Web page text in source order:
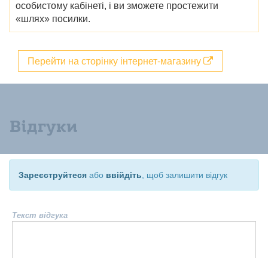
особистому кабінеті, і ви зможете простежити
«шлях» посилки.
Перейти на сторінку інтернет-магазину
Відгуки
Зареєструйтеся або ввійдіть , щоб залишити відгук
Текст відгука